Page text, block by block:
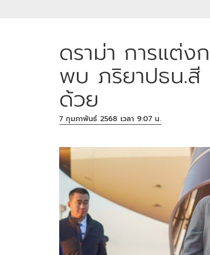
ดราม่า การแต่ง
พบ ภริยาปธน.สี
ด้วย
7 กุมภาพันธ์ 2568 เวลา 9:07 น.